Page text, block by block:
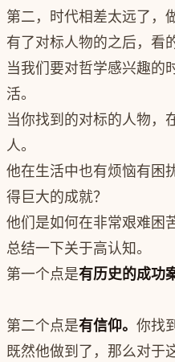
第二，时代相差太远了，
有了对标人物的之后，看
当我们要对哲学感兴趣的
活。
当你找到的对标的人物，
人。
他在生活中也有烦恼有困
得巨大的成就？
他们是如何在非常艰难困
总结一下关于高认知。
第一个点是有历史的成功
第二个点是有信仰。 你找
既然他做到了，那么对于